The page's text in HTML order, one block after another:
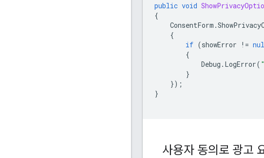
public void
{
ConsentForm .
{
if (showError !=
{
Debug . LogError(
}
});
}
사용자 동의로 광고